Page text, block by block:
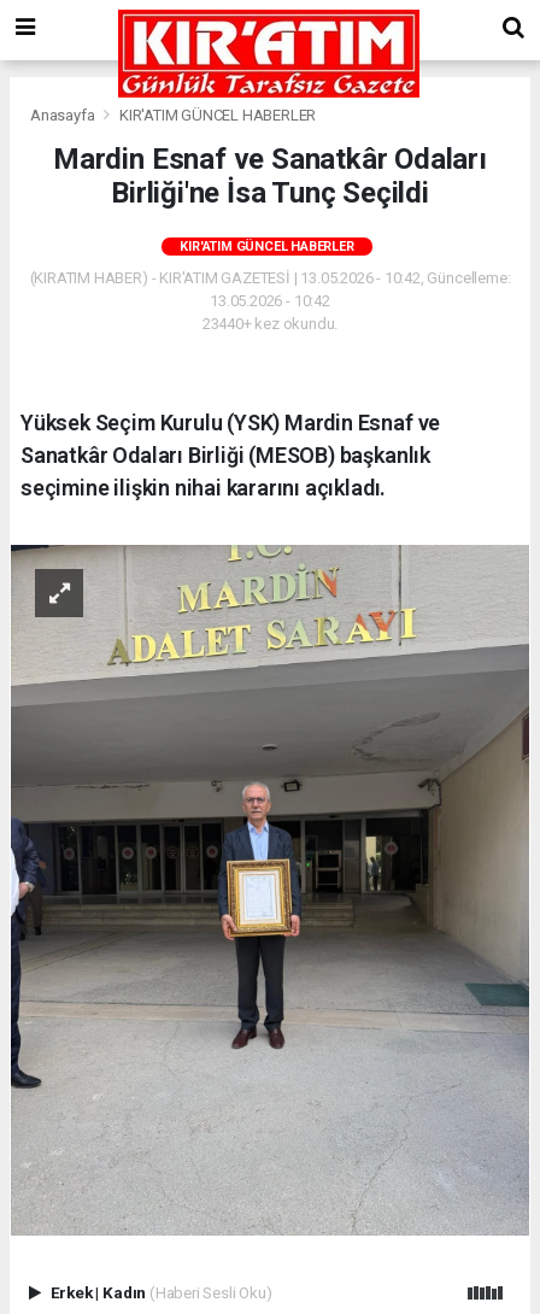
Anasayfa KIR'ATIM GÜNCEL HABERLER
Mardin Esnaf ve Sanatkâr Odaları
Birliği'ne İsa Tunç Seçildi
KIR'ATIM GÜNCEL HABERLER
(KIRATIM HABER) - KIR'ATIM GAZETESİ | 13.05.2026 - 10:42, Güncelleme:
13.05.2026 - 10:42
23440+ kez okundu.
Yüksek Seçim Kurulu (YSK) Mardin Esnaf ve
Sanatkâr Odaları Birliği (MESOB) başkanlık
seçimine ilişkin nihai kararını açıkladı.
Erkek| Kadın (Haberi Sesli Oku)